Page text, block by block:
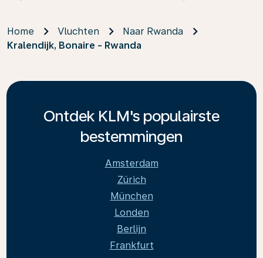
Home Vluchten
Naar Rwanda
Kralendijk, Bonaire - Rwanda
Ontdek KLM's populairste
bestemmingen
Amsterdam
Zürich
München
Londen
Berlijn
Frankfurt